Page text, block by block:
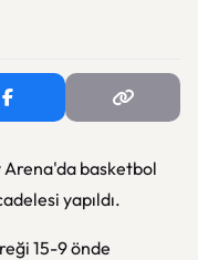
Arena'da basketbol
yapıldı.
15-9 önde